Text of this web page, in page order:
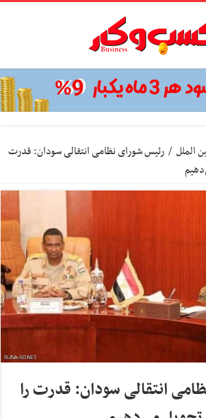
الملل / رئیس شورای نظامی انتقالی سودان: قدرت
انتقالی سودان: قدرت را